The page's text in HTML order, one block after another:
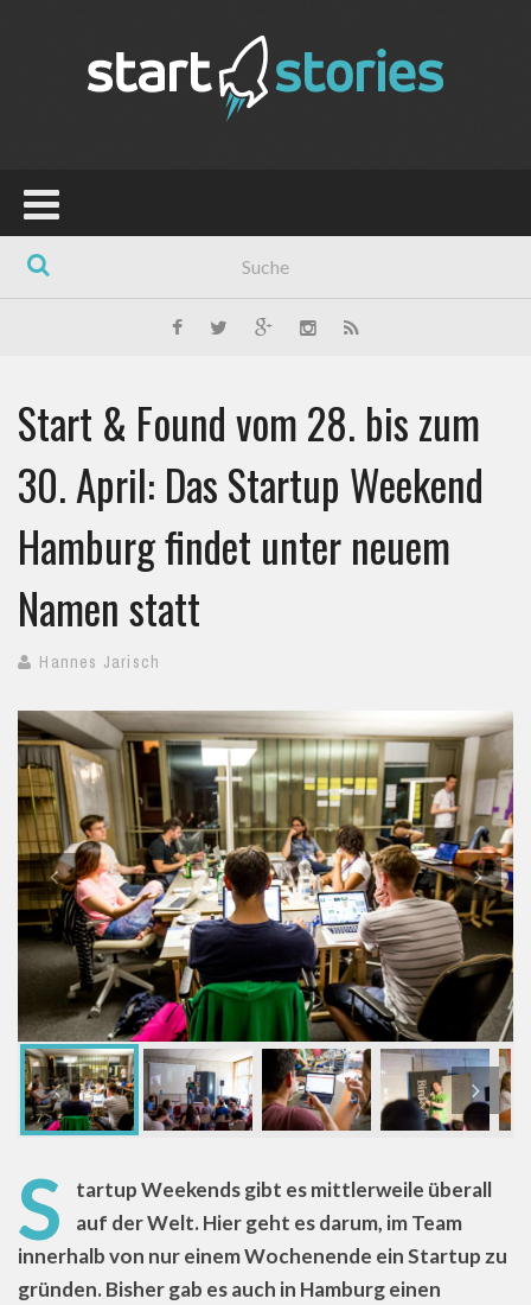
Start & Found vom 28. bis zum
30. April: Das Startup Weekend
Hamburg findet unter neuem
Namen statt
Hannes Jarisch
S
tartup Weekends gibt es mittlerweile überall
auf der Welt. Hier geht es darum, im Team
innerhalb von nur einem Wochenende ein Startup zu
gründen. Bisher gab es auch in Hamburg einen